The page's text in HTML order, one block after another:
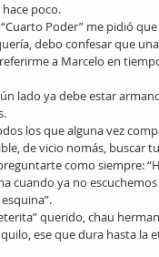
poco.
Poder” me pidió
debo confesar que
a Marcelo en
lado ya debe estar
los que alguna vez
de vicio nomás, buscar
como siempre:
cuando ya no
querido, chau
ese que dura hasta la